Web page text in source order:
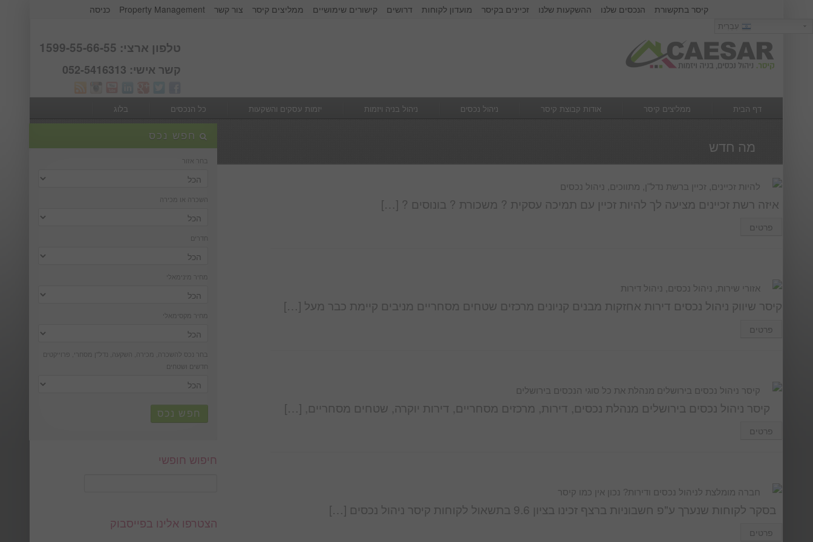
שם משתמש : סיסמא : Webmail
כניסה Property Management צור קשר ממליצים קיסר קישורים שימושיים דרושים מועדון לקוחות זכיינים בקיסר ההשקעות שלנו הנכסים שלנו
קיסר בתקשורת
עִבְרִית
טלפון ארצי: 1599-55-66-55
קשר אישי: 052-5416313
דף הבית ממליצים קיסר אודות קבוצת קיסר ניהול נכסים ניהול בניה ויזמות יזמות עסקים והשקעות כל הנכסים
בלוג
מה חדש
חפש נכס
בחר אזור
השכרה או מכירה
חדרים
מחיר מינימאלי
מחיר מקסימאלי
בחר נכס להשכרה, מכירה, השקעה, נדל''ן מסחרי, פרוייקטים
חדשים ושטחים
חפש נכס
חיפוש חופשי
הצטרפו אלינו בפייסבוק
להיות זכיינים, זכיין ברשת נדל"ן, מתווכים, ניהול נכסים
איזה רשת זכיינים מציעה לך להיות זכיין עם תמיכה עסקית ? משכורת ? בונוסים ? […]
פרטים
אזורי שירות, ניהול נכסים, ניהול דירות
קיסר שיווק ניהול נכסים דירות אחזקות מבנים קניונים מרכזים שטחים מסחריים מניבים קיימת כבר מעל […]
פרטים
קיסר ניהול נכסים בירושלים מנהלת את כל סוגי הנכסים בירושלים
קיסר ניהול נכסים בירושלים מנהלת נכסים, דירות, מרכזים מסחריים, דירות יוקרה, שטחים מסחריים, […]
פרטים
חברה מומלצת לניהול נכסים ודירות? נכון אין כמו קיסר
בסקר לקוחות שנערך ע"פ חשבוניות ברצף זכינו בציון 9.6 בתשאול לקוחות קיסר ניהול נכסים […]
פרטים
עִבְרִית